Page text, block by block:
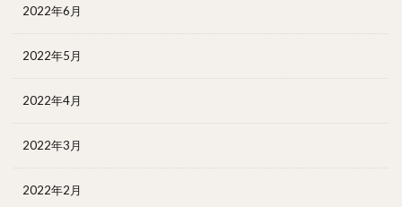
2022年6月
2022年5月
2022年4月
2022年3月
2022年2月